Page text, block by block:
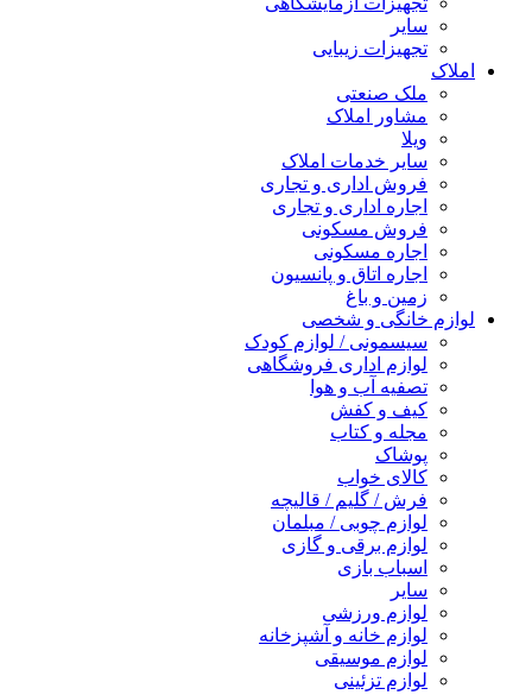
سایر
تجهیزات زیبایی
املاک
ملک صنعتی
مشاور املاک
ویلا
سایر خدمات املاک
فروش اداری و تجاری
اجاره اداری و تجاری
فروش مسکونی
اجاره مسکونی
اجاره اتاق و پانسیون
زمین و باغ
لوازم خانگی و شخصی
سیسمونی / لوازم کودک
لوازم اداری فروشگاهی
تصفیه آب و هوا
کیف و کفش
مجله و کتاب
پوشاک
کالای خواب
فرش / گلیم / قالیچه
لوازم چوبی / مبلمان
لوازم برقی و گازی
اسباب بازی
سایر
لوازم ورزشی
لوازم خانه و آشپزخانه
لوازم موسیقی
لوازم تزئینی